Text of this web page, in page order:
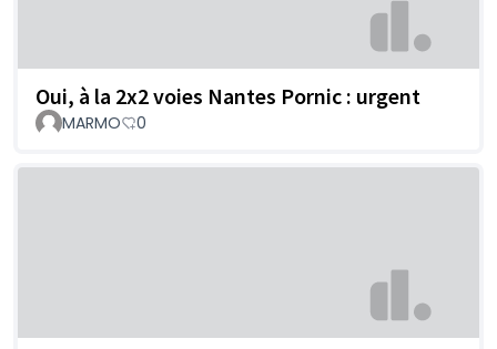
Oui, à la 2x2 voies Nantes Pornic : urgent
MARMO 0